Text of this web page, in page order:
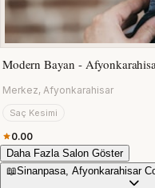
Modern Bayan -
Merkez, Afyonkarahisar
Saç Kesimi
0.00
Daha Fazla Salon Göster
📖Sinanpasa, Afyonkarahisar